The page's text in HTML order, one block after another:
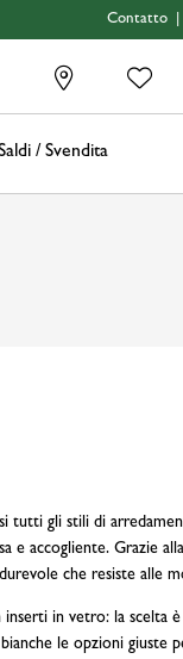
Contatto
/ Svendita
tutti gli stili di
e accogliente. Grazie
che resiste alle
in vetro: la scelta
le opzioni giuste